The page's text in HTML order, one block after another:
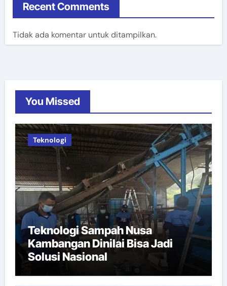
Recent Comments
Tidak ada komentar untuk ditampilkan.
You Missed
Teknologi
Teknologi Sampah Nusa
Kambangan Dinilai Bisa Jadi
Solusi Nasional